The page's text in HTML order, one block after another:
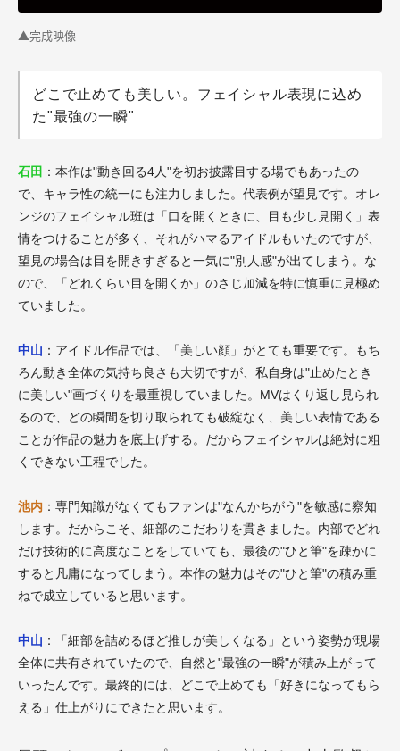
▲完成映像
どこで止めても美しい。フェイシャル表現に込め
た"最強の一瞬"
石田 ：本作は"動き回る4人"を初お披露目する場でもあったの
で、キャラ性の統一にも注力しました。代表例が望見です。オレ
ンジのフェイシャル班は「口を開くときに、目も少し見開く」表
情をつけることが多く、それがハマるアイドルもいたのですが、
望見の場合は目を開きすぎると一気に"別人感"が出てしまう。な
ので、「どれくらい目を開くか」のさじ加減を特に慎重に見極め
ていました。
中山 ：アイドル作品では、「美しい顔」がとても重要です。もち
ろん動き全体の気持ち良さも大切ですが、私自身は"止めたとき
に美しい"画づくりを最重視していました。MVはくり返し見られ
るので、どの瞬間を切り取られても破綻なく、美しい表情である
ことが作品の魅力を底上げする。だからフェイシャルは絶対に粗
くできない工程でした。
池内 ：専門知識がなくてもファンは"なんかちがう"を敏感に察知
します。だからこそ、細部のこだわりを貫きました。内部でどれ
だけ技術的に高度なことをしていても、最後の"ひと筆"を疎かに
すると凡庸になってしまう。本作の魅力はその"ひと筆"の積み重
ねで成立していると思います。
中山 ：「細部を詰めるほど推しが美しくなる」という姿勢が現場
全体に共有されていたので、自然と"最強の一瞬"が積み上がって
いったんです。最終的には、どこで止めても「好きになってもら
える」仕上がりにできたと思います。